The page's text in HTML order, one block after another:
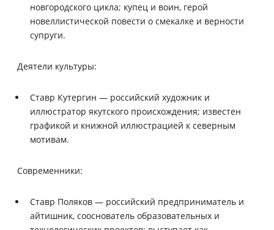
новгородского цикла; купец и воин, герой
новеллистической повести о смекалке и верности
супруги.
Деятели культуры:
Ставр Кутергин — российский художник и
иллюстратор якутского происхождения; известен
графикой и книжной иллюстрацией к северным
мотивам.
Современники:
Ставр Поляков — российский предприниматель и
айтишник, сооснователь образовательных и